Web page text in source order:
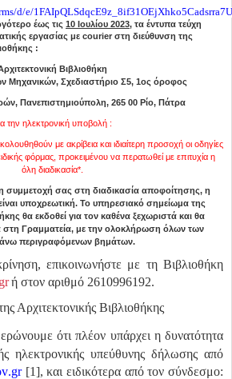
/d/e/1FAIpQLSdqcE9z _8if31OEjXhko5Cadsrra7
έως τις 10 Ιουλίου 2023, τα έντυπα τεύχη
εργασίας με courier στη διεύθυνση της
:
Βιβλιοθήκη
Μηχανικών, Σχεδιαστήριο Σ5, 1ος όροφος
Πανεπιστημιούπολη, 265 00 Ρίο, Πάτρα
την ηλεκτρονική υποβολή :
με ακρίβεια και ιδιαίτερη προσοχή οι οδηγίες
φόρμας, προκειμένου να περατωθεί με επιτυχία η
όλη διαδικασία*.
συμμετοχή σας στη διαδικασία αποφοίτησης, η
υποχρεωτική. Το υπηρεσιακό σημείωμα της
θα εκδοθεί για τον καθένα ξεχωριστά και θα
στη Γραμματεία, με την ολοκλήρωση όλων των
περιγραφόμενων βημάτων.
επικοινωνήστε με τη Βιβλιοθήκη
ή στον αριθμό 2610996192.
Αρχιτεκτονικής Βιβλιοθήκης
ότι πλέον υπάρχει η δυνατότητα
ηλεκτρονικής υπεύθυνης δήλωσης από
.gr [1], και ειδικότερα από τον σύνδεσμο: